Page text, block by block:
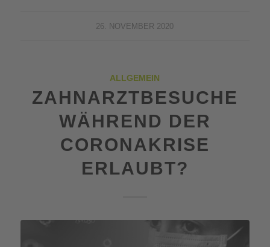
26. NOVEMBER 2020
ALLGEMEIN
ZAHNARZTBESUCHE
WÄHREND DER
CORONAKRISE
ERLAUBT?